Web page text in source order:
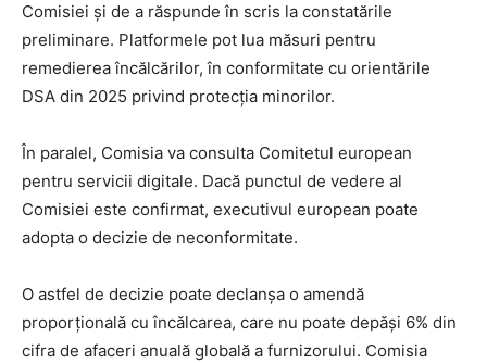
Comisiei și de a răspunde în scris la constatările
preliminare. Platformele pot lua măsuri pentru
remedierea încălcărilor, în conformitate cu orientările
DSA din 2025 privind protecția minorilor.
În paralel, Comisia va consulta Comitetul european
pentru servicii digitale. Dacă punctul de vedere al
Comisiei este confirmat, executivul european poate
adopta o decizie de neconformitate.
O astfel de decizie poate declanșa o amendă
proporțională cu încălcarea, care nu poate depăși 6% din
cifra de afaceri anuală globală a furnizorului. Comisia